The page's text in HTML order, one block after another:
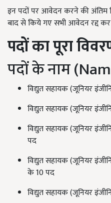
इन पदों पर आवेदन करने की अंतिम
बाद से किये गए सभी आवेदन रद्द
पदों का पूरा
पदों के नाम
विद्युत सहायक (जूनियर
विद्युत सहायक (जूनियर
विद्युत सहायक (जूनियर
पद
विद्युत सहायक (जूनियर
के 10 पद
विद्युत सहायक (जूनियर